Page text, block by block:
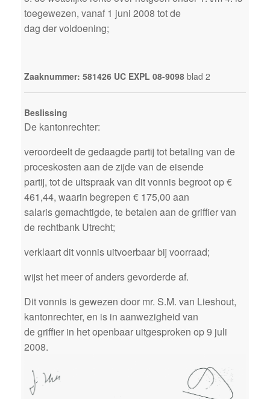
toegewezen, vanaf 1 juni 2008 tot de
dag der voldoening;
Zaaknummer: 581426 UC EXPL 08-9098 blad 2
Beslissing
De kantonrechter:
veroordeelt de gedaagde partij tot betaling van de
proceskosten aan de zijde van de eisende
partij, tot de uitspraak van dit vonnis begroot op €
461,44, waarin begrepen € 175,00 aan
salaris gemachtigde, te betalen aan de griffier van
de rechtbank Utrecht;
verklaart dit vonnis uitvoerbaar bij voorraad;
wijst het meer of anders gevorderde af.
Dit vonnis is gewezen door mr. S.M. van Lieshout,
kantonrechter, en is in aanwezigheid van
de griffier in het openbaar uitgesproken op 9 juli
2008.